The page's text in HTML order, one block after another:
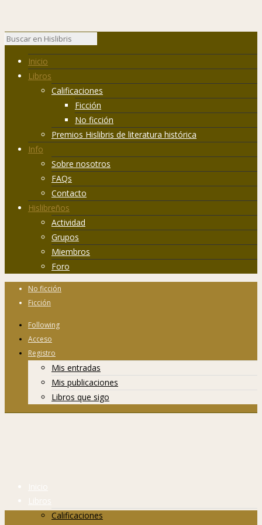
Inicio
Libros
Calificaciones
Ficción
No ficción
Premios Hislibris de literatura histórica
Info
Sobre nosotros
FAQs
Contacto
Hislibreños
Actividad
Grupos
Miembros
Foro
No ficción
Ficción
Following
Acceso
Registro
Mis entradas
Mis publicaciones
Libros que sigo
Inicio
Libros
Calificaciones